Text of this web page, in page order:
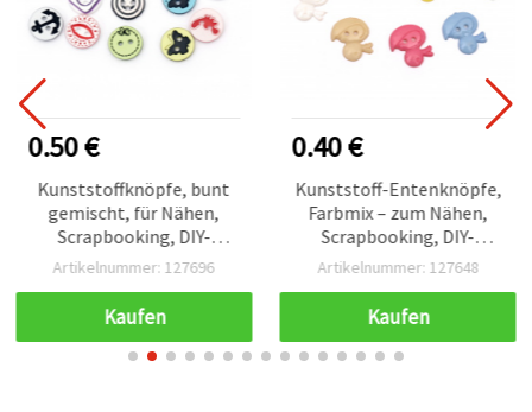
0.50 €
Kunststoffknöpfe, bunt
gemischt, für Nähen,
Scrapbooking, DIY-
Basteln und Dekoration,
20 Stück
Artikelnummer: 127696
Kaufen
0.40 €
Kunststoff-Entenknöpfe,
Farbmix – zum Nähen,
Scrapbooking, DIY-
Basteln & Dekoration, 21
10 Stück
Artikelnummer: 127648
Kaufen